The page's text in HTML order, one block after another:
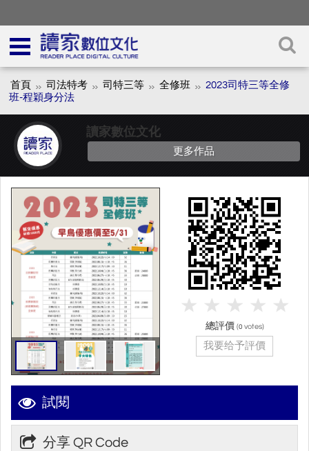
首頁 司法特考 司特三等 全修班
2023司特三等全修
班-程穎身分法
讀家數位文化
更多作品
試閱
分享 QR Code
總評價 (0 votes)
我要给予評價